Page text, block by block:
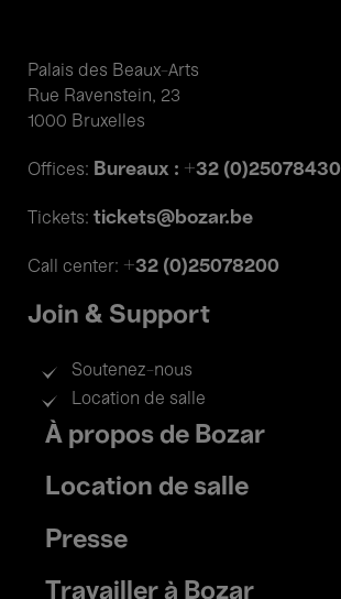
Palais des Beaux-Arts
Rue Ravenstein, 23
1000 Bruxelles
Offices: Bureaux : +32 (0)25078430
Tickets: tickets@bozar.be
Call center: +32 (0)25078200
Join & Support
Soutenez-nous
Location de salle
Footer
menu
À propos de Bozar
Location de salle
Presse
Travailler à Bozar